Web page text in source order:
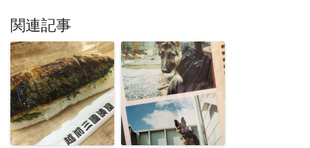
関連記事